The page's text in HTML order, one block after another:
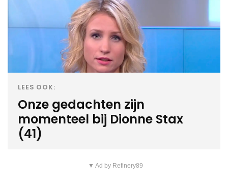
LEES OOK:
Onze gedachten zijn
momenteel bij Dionne Stax
(41)
▼ Ad by Refinery89